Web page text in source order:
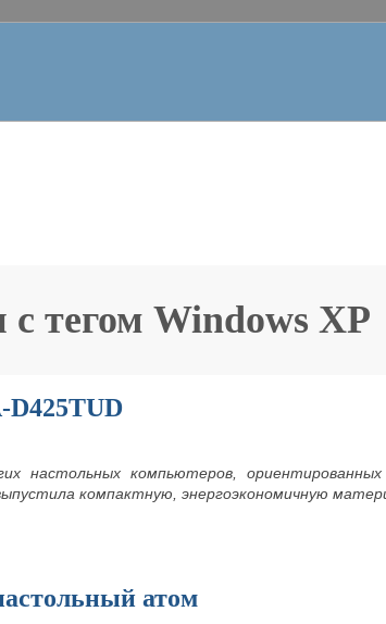
с тегомWindows XP
D425TUD
настольных компьютеров,
компактную, энергоэкономичную
атом